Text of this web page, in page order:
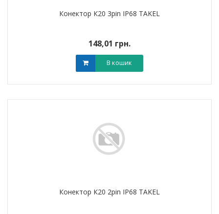
Конектор К20 3pin IP68 TAKEL
148,01 грн.
В кошик
Конектор К20 2pin IP68 TAKEL